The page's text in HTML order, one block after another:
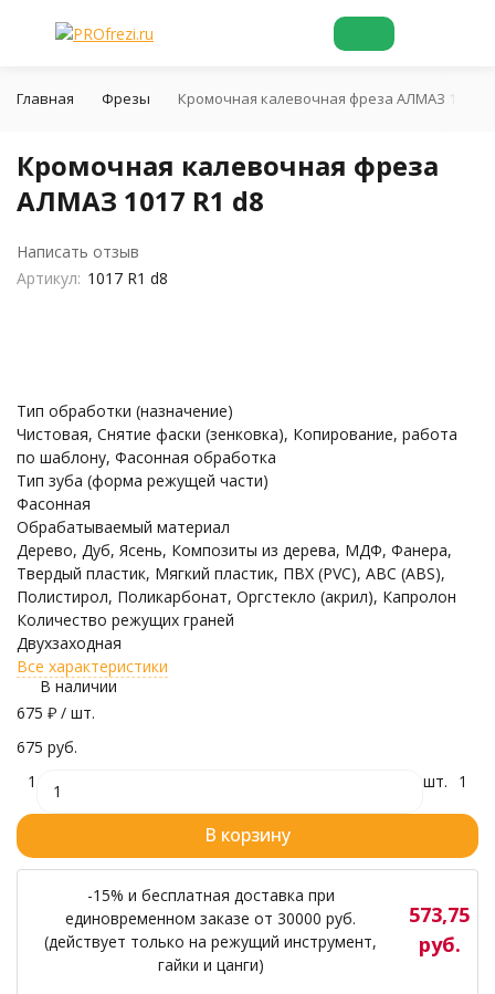
Главная Фрезы Кромочная калевочная фреза АЛМАЗ 1017
Кромочная калевочная фреза
АЛМАЗ 1017 R1 d8
Написать отзыв
Артикул: 1017 R1 d8
Тип обработки (назначение)
Чистовая, Снятие фаски (зенковка), Копирование, работа
по шаблону, Фасонная обработка
Тип зуба (форма режущей части)
Фасонная
Обрабатываемый материал
Дерево, Дуб, Ясень, Композиты из дерева, МДФ, Фанера,
Твердый пластик, Мягкий пластик, ПВХ (PVC), ABC (ABS),
Полистирол, Поликарбонат, Оргстекло (акрил), Капролон
Количество режущих граней
Двухзаходная
Все характеристики
В наличии
675 ₽ / шт.
675 руб.
1
шт. 1
В корзину
-15% и бесплатная доставка при
единовременном заказе от 30000 руб.
(действует только на режущий инструмент,
гайки и цанги)
573,75
руб.